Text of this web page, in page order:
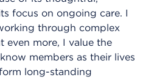
focus on ongoing care. I
through complex
even more, I value the
members as their lives
long-standing